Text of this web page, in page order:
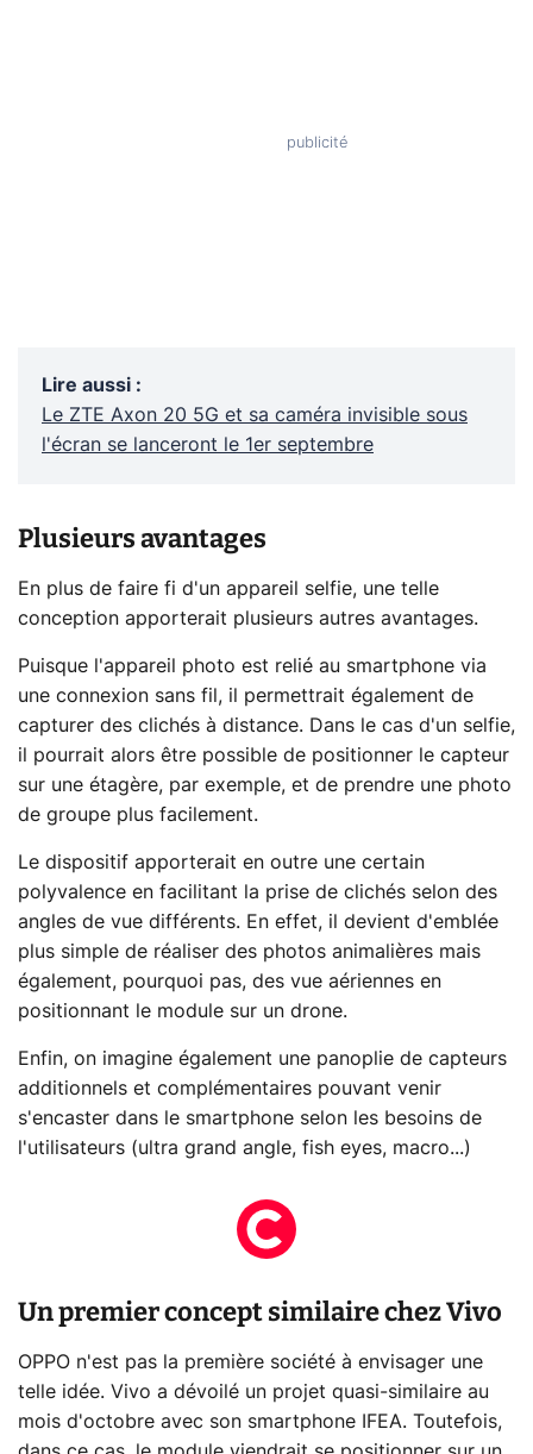
Lire aussi :
Le ZTE Axon 20 5G et sa caméra invisible sous
l'écran se lanceront le 1er septembre
Plusieurs avantages
En plus de faire fi d'un appareil selfie, une telle
conception apporterait plusieurs autres avantages.
Puisque l'appareil photo est relié au smartphone via
une connexion sans fil, il permettrait également de
capturer des clichés à distance. Dans le cas d'un selfie,
il pourrait alors être possible de positionner le capteur
sur une étagère, par exemple, et de prendre une photo
de groupe plus facilement.
Le dispositif apporterait en outre une certain
polyvalence en facilitant la prise de clichés selon des
angles de vue différents. En effet, il devient d'emblée
plus simple de réaliser des photos animalières mais
également, pourquoi pas, des vue aériennes en
positionnant le module sur un drone.
Enfin, on imagine également une panoplie de capteurs
additionnels et complémentaires pouvant venir
s'encaster dans le smartphone selon les besoins de
l'utilisateurs (ultra grand angle, fish eyes, macro...)
Un premier concept similaire chez Vivo
OPPO n'est pas la première société à envisager une
telle idée. Vivo a dévoilé un projet quasi-similaire au
mois d'octobre avec son smartphone IFEA. Toutefois,